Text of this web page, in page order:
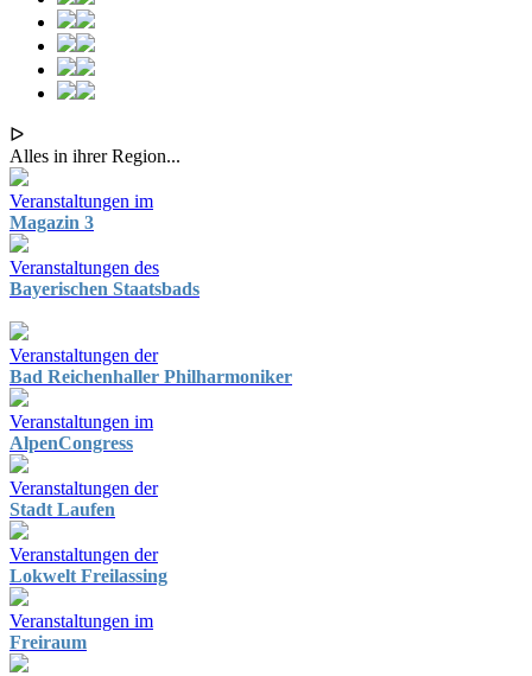
ᐅ
Alles in ihrer Region...
Veranstaltungen im
Magazin 3
Veranstaltungen des
Bayerischen Staatsbads
Veranstaltungen der
Bad Reichenhaller Philharmoniker
Veranstaltungen im
AlpenCongress
Veranstaltungen der
Stadt Laufen
Veranstaltungen der
Lokwelt Freilassing
Veranstaltungen im
Freiraum